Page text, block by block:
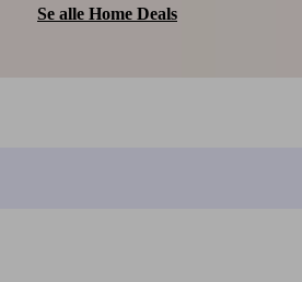
Se alle Home Deals